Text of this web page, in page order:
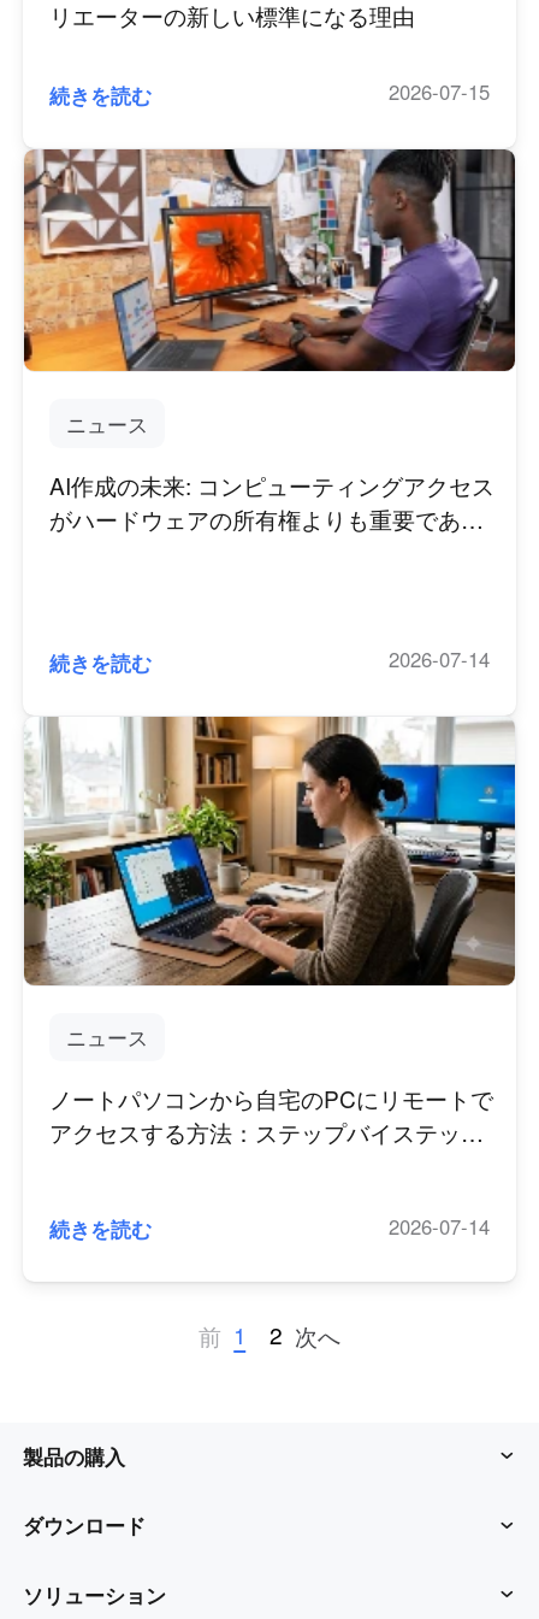
リエーターの新しい標準になる理由
続きを読む 2026-07-15
ニュース
AI作成の未来: コンピューティングアクセス
がハードウェアの所有権よりも重要である
続きを読む 2026-07-14
ニュース
ノートパソコンから自宅のPCにリモートで
アクセスする方法：ステップバイステップ
続きを読む 2026-07-14
前 1 2 次へ
製品の購入
アウェサン
アウェシード
ダウンロード
AweSunクライアント
ソリューション